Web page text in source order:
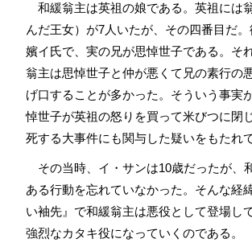
和緩翁主は英祖の娘である。英祖には
んだ王女）が7人いたが、その四番目だ
嬪イ氏で、実の兄が思悼世子である。そ
翁主は思悼世子と仲が悪くて兄の素行の
げ口することが多かった。そういう事実
悼世子が英祖の怒りを買って米びつに閉
死する大事件にも関与した疑いをもたれ
その当時、イ・サンは10歳だったが、
ある行動を忘れていなかった。そんな経
い袖先』で和緩翁主は悪役として登場し
強烈なカタキ役になっていくのである。